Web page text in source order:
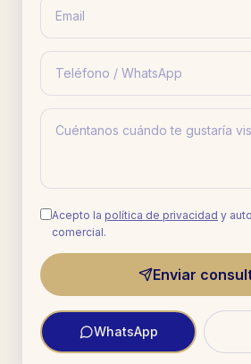
Acepto la política de privacidad y
comercial.
Enviar
WhatsApp